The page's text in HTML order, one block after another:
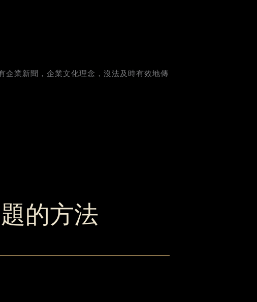
企業新聞，企業文化理念，沒法及時有效地傳
的方法